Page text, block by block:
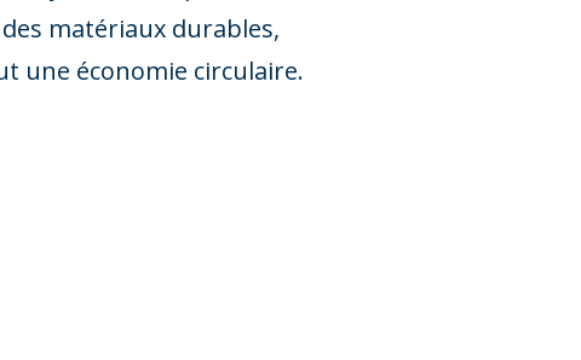
matériaux durables,
une économie circulaire.